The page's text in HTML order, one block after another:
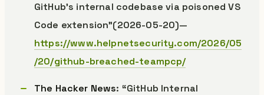
GitHub’s internal codebase via poisoned VS
Code extension”(2026-05-20)—
https://www.helpnetsecurity.com/2026/05
/20/github-breached-teampcp/
The Hacker News: “GitHub Internal